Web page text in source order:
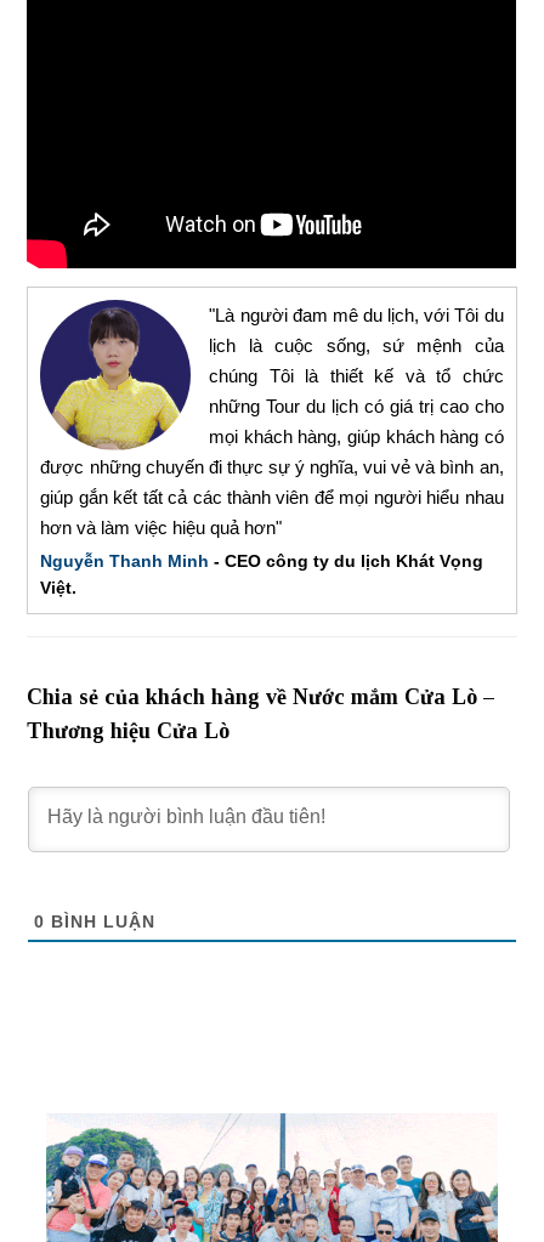
"Là người đam mê du lịch, với Tôi du
lịch là cuộc sống, sứ mệnh của
chúng Tôi là thiết kế và tổ chức
những Tour du lịch có giá trị cao cho
mọi khách hàng, giúp khách hàng có
được những chuyến đi thực sự ý nghĩa, vui vẻ và bình an,
giúp gắn kết tất cả các thành viên để mọi người hiểu nhau
hơn và làm việc hiệu quả hơn"
Nguyễn Thanh Minh - CEO công ty du lịch Khát Vọng
Việt.
Chia sẻ của khách hàng về Nước mắm Cửa Lò –
Thương hiệu Cửa Lò
0 BÌNH LUẬN